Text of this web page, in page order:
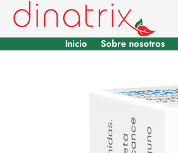
Inicio Sobre nosotros